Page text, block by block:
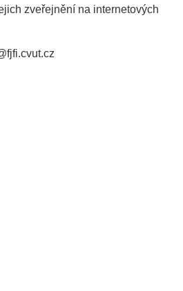
zveřejnění na internetových